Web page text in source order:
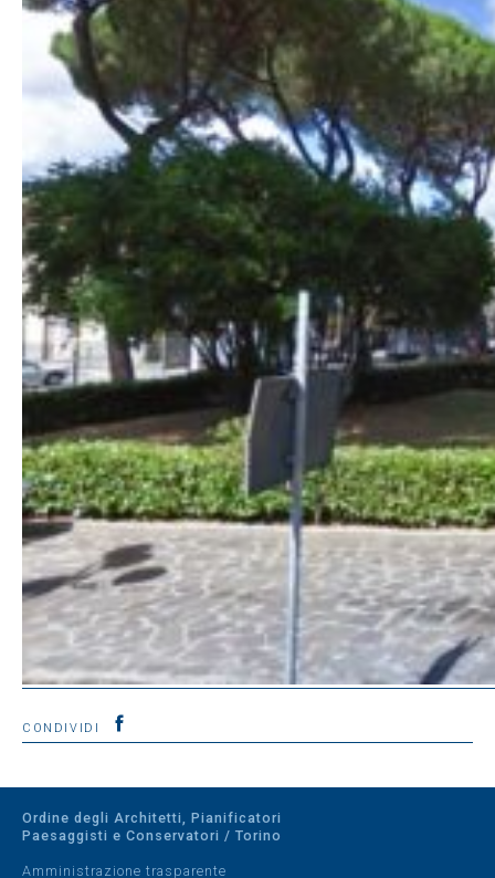
CONDIVIDI
Ordine degli Architetti, Pianificatori
Paesaggisti e Conservatori / Torino
Amministrazione trasparente